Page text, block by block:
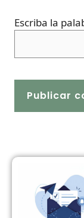
Escriba la